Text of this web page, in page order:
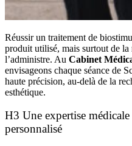
Réussir un traitement de
produit utilisé, mais surtout de
l’administre. Au Cabinet
envisageons chaque séance de
haute précision, au-delà de la
esthétique.
H3 Une expertise
personnalisé